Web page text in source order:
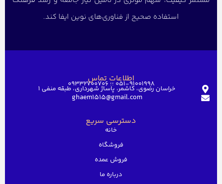
استفاده صحیح از فناوری‌های نوین ایفا کند.
اطلاعات تماس051-91001998 ؛؛ 09332700706
خراسان رضوی، کاشمر، پاساژ شهرداری، طبقه منفی ۱
ghaem1515@gmail.com
دسترسی سریع
خانه
فروشگاه
فروش عمده
درباره ما